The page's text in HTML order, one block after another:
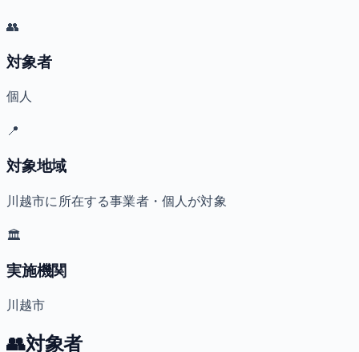
👥
対象者
個人
📍
対象地域
川越市に所在する事業者・個人が対象
🏛️
実施機関
川越市
👥対象者